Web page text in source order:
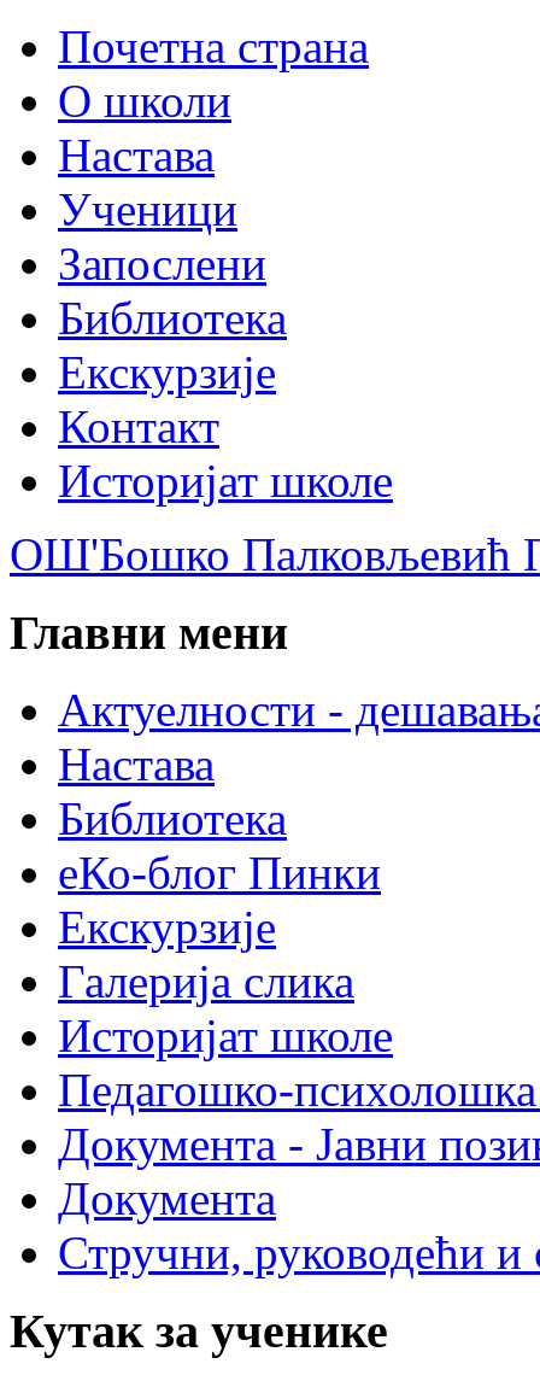
Почетна страна
О школи
Настава
Ученици
Запослени
Библиотека
Екскурзије
Контакт
Историјат школе
ОШ'Бошко Палковљевић
Главни мени
Актуелности -
Настава
Библиотека
еКо-блог Пинки
Екскурзије
Галерија слика
Историјат школе
Педагошко-психолошка
Документа - Јавни
Документа
Стручни, руководећи и
Кутак за ученике